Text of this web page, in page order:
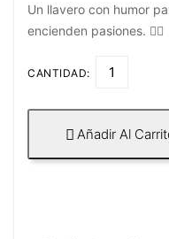
Un llavero con humor
encienden pasiones. ❤️‍🔥
CANTIDAD:
 Añadir Al